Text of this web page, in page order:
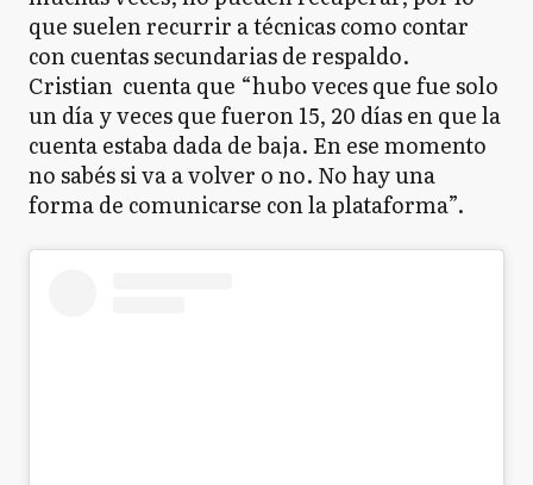
que suelen recurrir a técnicas como contar
con cuentas secundarias de respaldo.
Cristian cuenta que “hubo veces que fue solo
un día y veces que fueron 15, 20 días en que la
cuenta estaba dada de baja. En ese momento
no sabés si va a volver o no. No hay una
forma de comunicarse con la plataforma”.